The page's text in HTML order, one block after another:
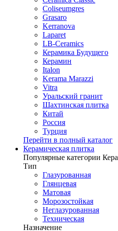
Coliseumgres
Grasaro
Kerranova
Laparet
LB-Ceramics
Керамика Будущего
Керамин
Italon
Kerama Marazzi
Vitra
Уральский гранит
Шахтинская плитка
Китай
Россия
Турция
Перейти в полный каталог
Керамическая плитка
Популярные категории
Тип
Глазурованная
Глянцевая
Матовая
Морозостойкая
Неглазурованная
Техническая
Назначение